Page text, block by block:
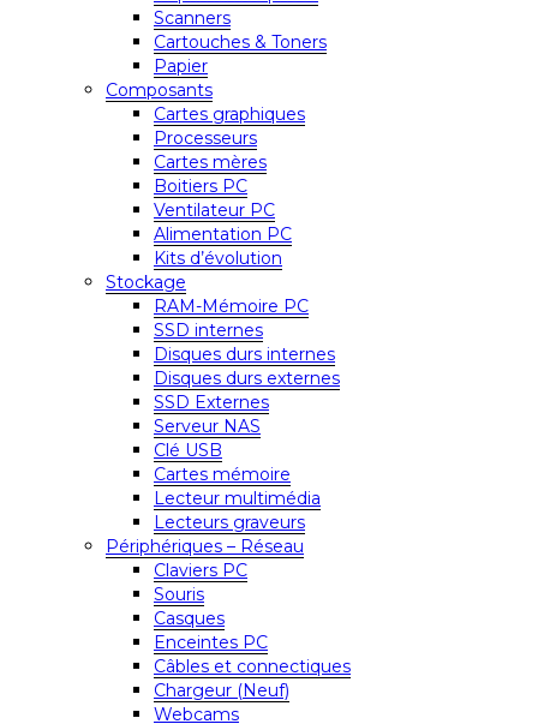
Scanners
Cartouches & Toners
Papier
Composants
Cartes graphiques
Processeurs
Cartes mères
Boitiers PC
Ventilateur PC
Alimentation PC
Kits d’évolution
Stockage
RAM-Mémoire PC
SSD internes
Disques durs internes
Disques durs externes
SSD Externes
Serveur NAS
Clé USB
Cartes mémoire
Lecteur multimédia
Lecteurs graveurs
Périphériques – Réseau
Claviers PC
Souris
Casques
Enceintes PC
Câbles et connectiques
Chargeur (Neuf)
Webcams